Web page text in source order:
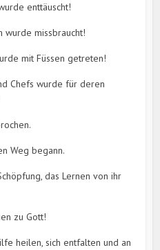
enttäuscht!
wurde missbraucht!
mit Füssen getreten!
Chefs wurde für deren
Weg begann.
das Lernen von ihr
zu Gott!
heilen, sich entfalten und an